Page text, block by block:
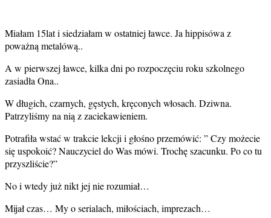
Miałam 15lat i siedziałam w ostatniej ławce. Ja hippisówa z
poważną metalówą..
A w pierwszej ławce, kilka dni po rozpoczęciu roku szkolnego
zasiadła Ona..
W długich, czarnych, gęstych, kręconych włosach. Dziwna.
Patrzyliśmy na nią z zaciekawieniem.
Potrafiła wstać w trakcie lekcji i głośno przemówić: ” Czy możecie
się uspokoić? Nauczyciel do Was mówi. Trochę szacunku. Po co tu
przyszliście?”
No i wtedy już nikt jej nie rozumiał…
Mijał czas… My o serialach, miłościach, imprezach…